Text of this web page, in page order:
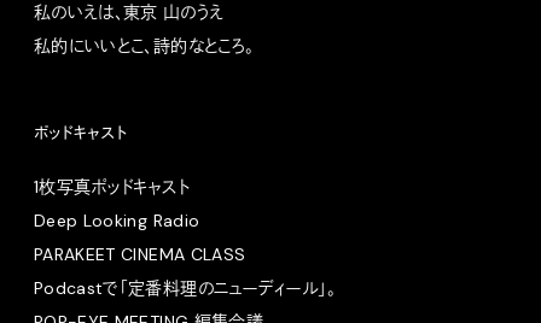
私のいえは、東京 山のうえ
私的にいいとこ、詩的なところ。
ポッドキャスト
1枚写真ポッドキャスト
Deep Looking Radio
PARAKEET CINEMA CLASS
Podcastで「定番料理のニューディール」。